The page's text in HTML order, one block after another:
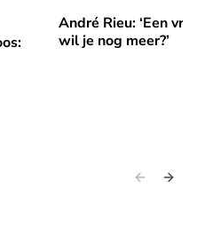
'Mijn taak was vooral niet
André Rieu: ‘Een
⭐Premium
André Rieu: ‘Een
wil je nog meer?’